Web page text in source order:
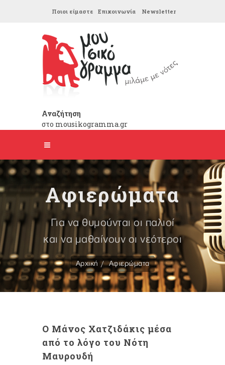
Ποιοι είμαστε Επικοινωνία Newsletter
Αναζήτηση
στο mousikogramma.gr
Αφιερώματα
Για να θυμούνται οι παλιοί
και να μαθαίνουν οι νεότεροι
Αρχική Αφιερώματα
Ο Μάνος Χατζιδάκις μέσα
από το λόγο του Νότη
Μαυρουδή